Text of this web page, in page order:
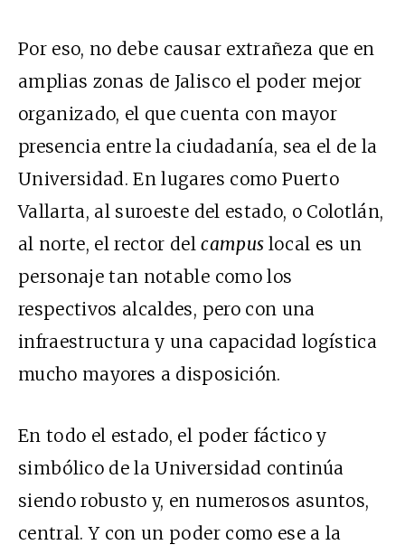
Por eso, no debe causar extrañeza que en
amplias zonas de Jalisco el poder mejor
organizado, el que cuenta con mayor
presencia entre la ciudadanía, sea el de la
Universidad. En lugares como Puerto
Vallarta, al suroeste del estado, o Colotlán,
al norte, el rector delcampus local es un
personaje tan notable como los
respectivos alcaldes, pero con una
infraestructura y una capacidad logística
mucho mayores a disposición.
En todo el estado, el poder fáctico y
simbólico de la Universidad continúa
siendo robusto y, en numerosos asuntos,
central. Y con un poder como ese a la